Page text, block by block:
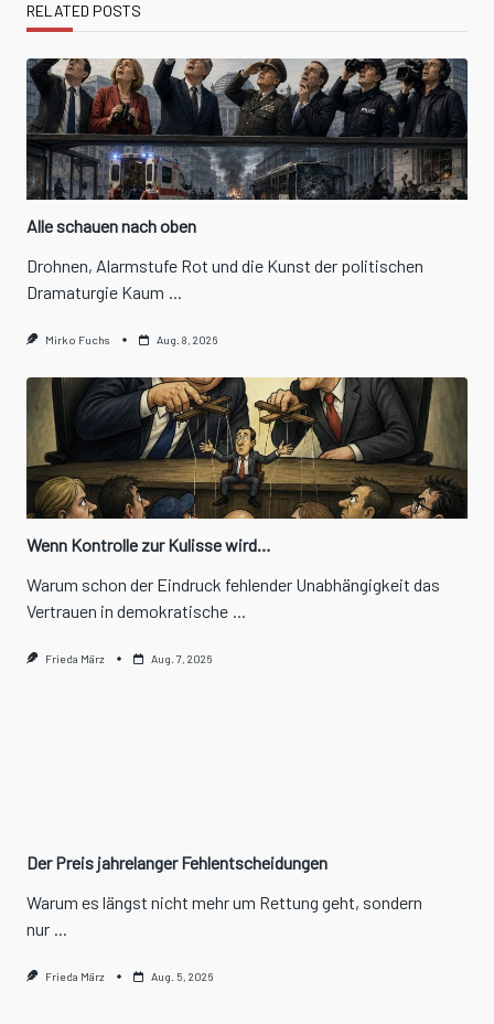
RELATED POSTS
Alle schauen nach oben
Drohnen, Alarmstufe Rot und die Kunst der politischen
Dramaturgie Kaum ...
Mirko Fuchs Aug. 8, 2026
Wenn Kontrolle zur Kulisse wird…
Warum schon der Eindruck fehlender Unabhängigkeit das
Vertrauen in demokratische
Frieda März Aug. 7, 2026
Der Preis jahrelanger Fehlentscheidungen
Warum es längst nicht mehr um Rettung geht, sondern
nur ...
Frieda März Aug. 5, 2026